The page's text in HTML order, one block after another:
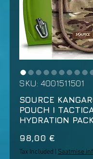
SKU: 4001511501
SOURCE
POUCH I
HYDRATION
98,00 €
Tax Included Saatmise